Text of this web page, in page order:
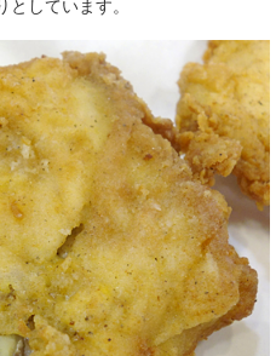
しています。